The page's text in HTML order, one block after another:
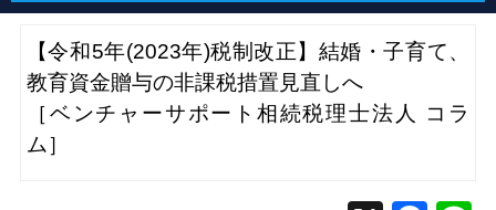
【令和5年(2023年)税制改正】結婚・子育て、
教育資金贈与の非課税措置見直しへ
［ベンチャーサポート相続税理士法人 コラ
ム］